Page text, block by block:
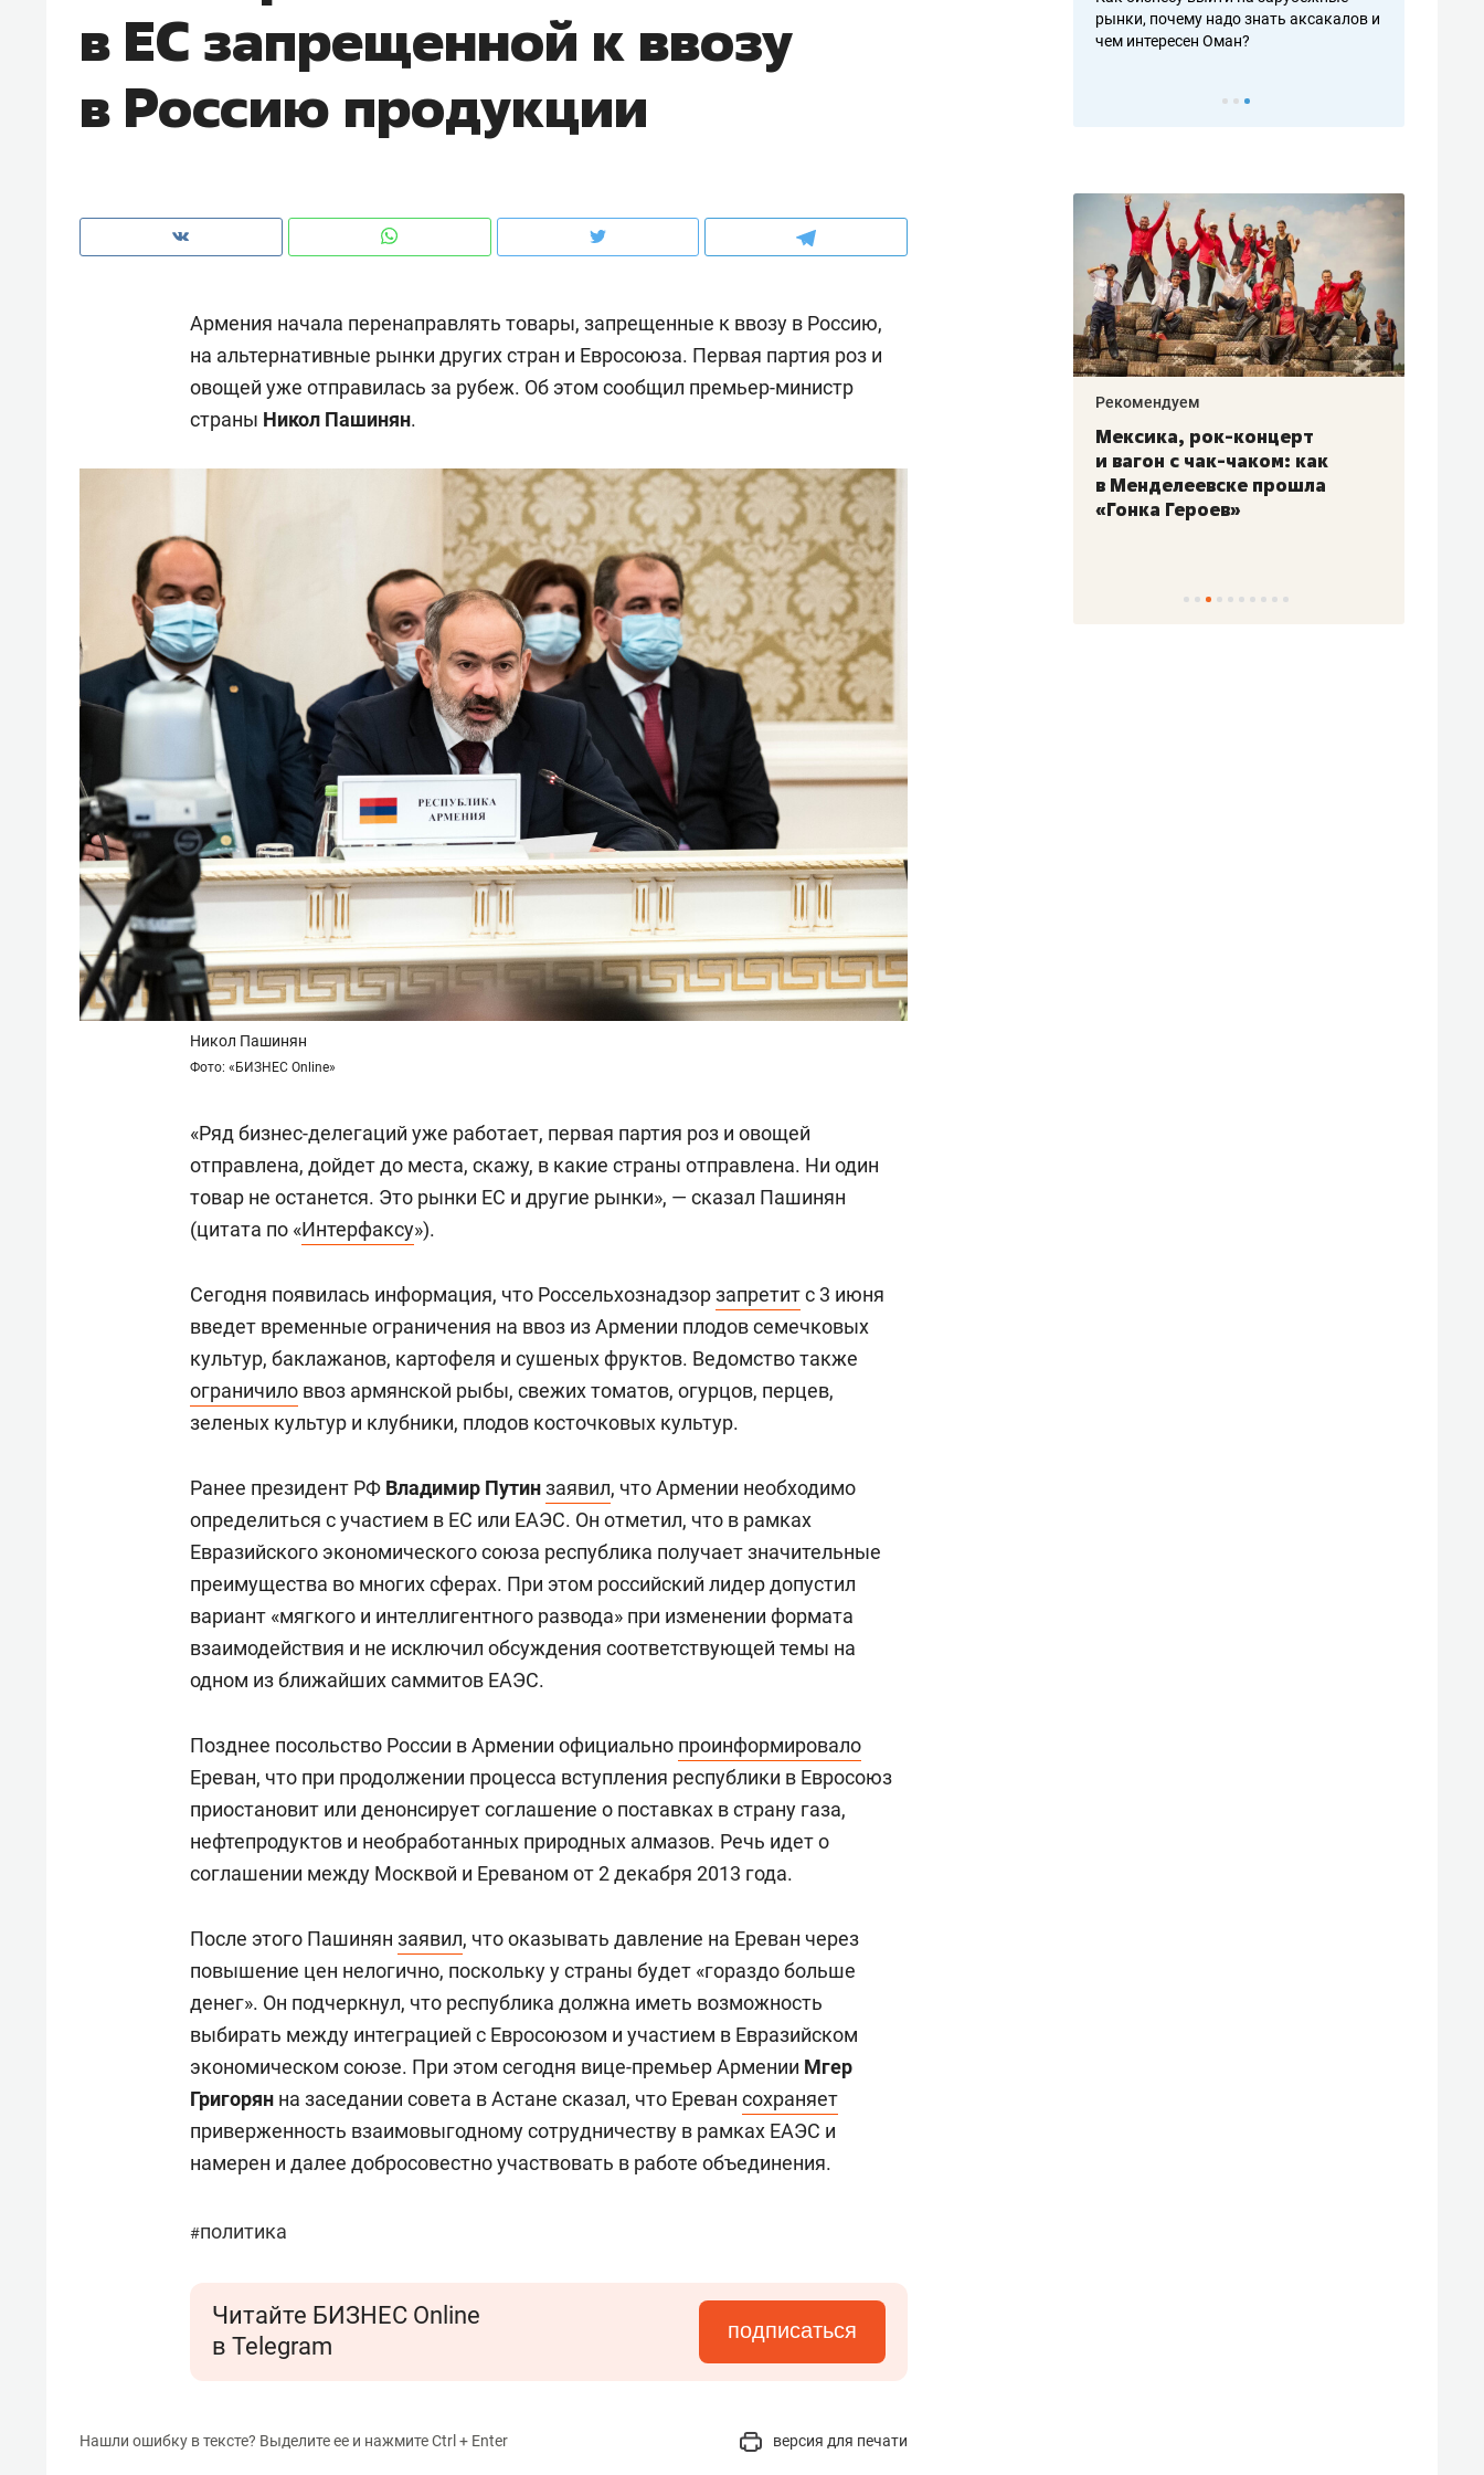
в ЕС запрещенной к ввозу
в Россию продукции
Армения начала перенаправлять товары, запрещенные к ввозу в Россию,
на альтернативные рынки других стран и Евросоюза. Первая партия роз и
овощей уже отправилась за рубеж. Об этом сообщил премьер-министр
страны Никол Пашинян.
Никол Пашинян
Фото: «БИЗНЕС Online»
«Ряд бизнес-делегаций уже работает, первая партия роз и овощей
отправлена, дойдет до места, скажу, в какие страны отправлена. Ни один
товар не останется. Это рынки ЕС и другие рынки», — сказал Пашинян
(цитата по «Интерфаксу»).
Сегодня появилась информация, что Россельхознадзорзапретитс 3 июня
введет временные ограничения на ввоз из Армении плодов семечковых
культур, баклажанов, картофеля и сушеных фруктов. Ведомство также
ограничило ввоз армянской рыбы, свежих томатов, огурцов, перцев,
зеленых культур и клубники, плодов косточковых культур.
Ранее президент РФ Владимир Путинзаявил, что Армении необходимо
определиться с участием в ЕС или ЕАЭС. Он отметил, что в рамках
Евразийского экономического союза республика получает значительные
преимущества во многих сферах. При этом российский лидер допустил
вариант «мягкого и интеллигентного развода» при изменении формата
взаимодействия и не исключил обсуждения соответствующей темы на
одном из ближайших саммитов ЕАЭС.
Позднее посольство России в Армении официально проинформировало
Ереван, что при продолжении процесса вступления республики в Евросоюз
приостановит или денонсирует соглашение о поставках в страну газа,
нефтепродуктов и необработанных природных алмазов. Речь идет о
соглашении между Москвой и Ереваном от 2 декабря 2013 года.
После этого Пашинян заявил, что оказывать давление на Ереван через
повышение цен нелогично, поскольку у страны будет «гораздо больше
денег». Он подчеркнул, что республика должна иметь возможность
выбирать между интеграцией с Евросоюзом и участием в Евразийском
экономическом союзе. При этом сегодня вице-премьер Армении Мгер
Григорян на заседании совета в Астане сказал, что Ереван сохраняет
приверженность взаимовыгодному сотрудничеству в рамках ЕАЭС и
намерен и далее добросовестно участвовать в работе объединения.
#политика
Читайте БИЗНЕС Online
в Telegram
подписаться
Нашли ошибку в тексте? Выделите ее и нажмите Ctrl + Enter версия для печати
чем интересен Оман?
о трехкратном росте цен, дотошных
клиентах и чудных запросах мастеров
рынки, почему надо знать аксакалов и
чем интересен Оман?
Как ГК «МИР ГРУПП» и ВТБ
Рекомендуем
безопасность в ЖК «Нова»
Рекомендуем
с ментальным и физическим
состоянием как основа
антихрупких команд
Рекомендуем
Мексика, рок-концерт
и вагон с чак-чаком: как
в Менделеевске прошла
«Гонка Героев»